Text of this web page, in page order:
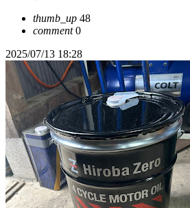
thumb_up 48
comment0
2025/07/13 18:28